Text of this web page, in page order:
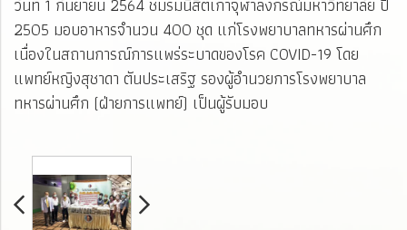
2505 มอบอาหารจำนวน 400 ชุด แก่โรงพยาบาลทหารผ่านศึก
เนื่องในสถานการณ์การแพร่ระบาดของโรค COVID-19 โดย
แพทย์หญิงสุชาดา ตันประเสริฐ รองผู้อำนวยการโรงพยาบาล
ทหารผ่านศึก (ฝ่ายการแพทย์) เป็นผู้รับมอบ